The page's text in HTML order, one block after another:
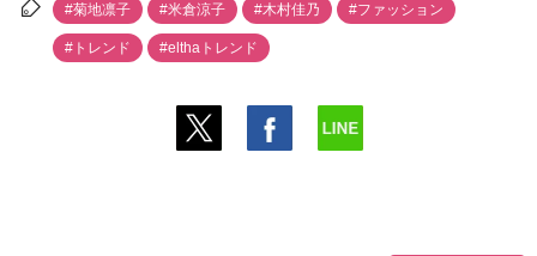
#菊地凛子 #米倉涼子 #木村佳乃 #ファッション
#トレンド #elthaトレンド